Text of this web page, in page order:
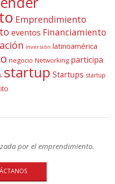
Emprendimiento
eventos Financiamiento
inversión latinoamérica
negocio Networking participa
startup Startups startup
por el emprendimiento.